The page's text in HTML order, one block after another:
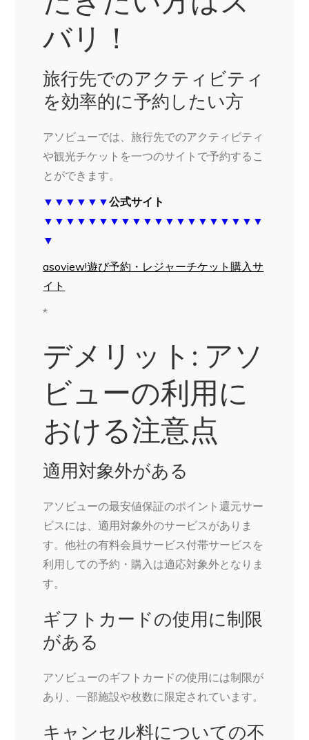
バリ！
旅行先でのアクティビティ
を効率的に予約したい方
アソビューでは、旅行先でのアクティビティ
や観光チケットを一つのサイトで予約するこ
とができます。
▼▼▼▼▼▼公式サイト
▼▼▼▼▼▼▼▼▼▼▼▼▼▼▼▼▼▼▼▼
▼
asoview!遊び予約・レジャーチケット購入サ
イト
*
デメリット: アソ
ビューの利用に
おける注意点
適用対象外がある
アソビューの最安値保証のポイント還元サー
ビスには、適用対象外のサービスがありま
す。他社の有料会員サービス付帯サービスを
利用しての予約・購入は適応対象外となりま
す。
ギフトカードの使用に制限
がある
アソビューのギフトカードの使用には制限が
あり、一部施設や枚数に限定されています。
キャンセル料についての不